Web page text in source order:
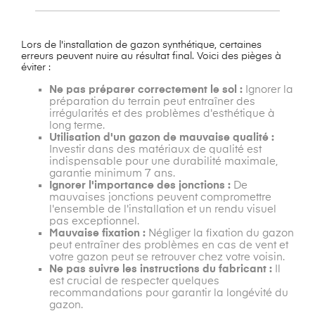
Lors de l'installation de gazon synthétique, certaines
erreurs peuvent nuire au résultat final. Voici des pièges à
éviter :
Ne pas préparer correctement le sol : Ignorer la
préparation du terrain peut entraîner des
irrégularités et des problèmes d'esthétique à
long terme.
Utilisation d'un gazon de mauvaise qualité :
Investir dans des matériaux de qualité est
indispensable pour une durabilité maximale,
garantie minimum 7 ans.
Ignorer l'importance des jonctions : De
mauvaises jonctions peuvent compromettre
l'ensemble de l'installation et un rendu visuel
pas exceptionnel.
Mauvaise fixation : Négliger la fixation du gazon
peut entraîner des problèmes en cas de vent et
votre gazon peut se retrouver chez votre voisin.
Ne pas suivre les instructions du fabricant :
est crucial de respecter quelques
recommandations pour garantir la longévité du
gazon.